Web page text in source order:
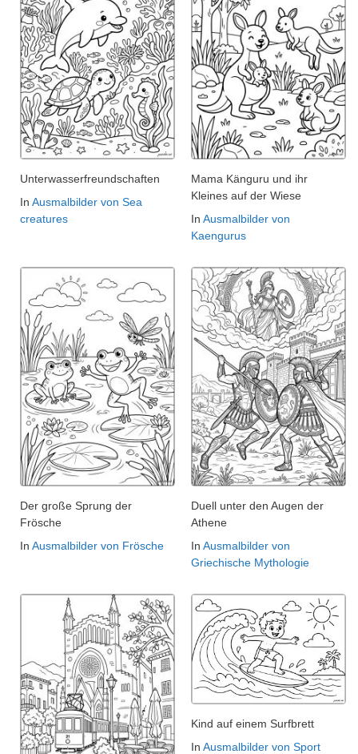
Unterwasserfreundschaften
In Ausmalbilder von Sea
creatures
Mama Känguru und ihr
Kleines auf der Wiese
In Ausmalbilder von
Kaengurus
Der große Sprung der
Frösche
In Ausmalbilder von Frösche
Duell unter den Augen der
Athene
In Ausmalbilder von
Griechische Mythologie
Kind auf einem Surfbrett
In Ausmalbilder von Sport